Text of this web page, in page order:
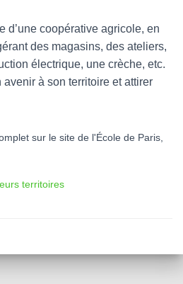
d’une coopérative agricole, en
des magasins, des ateliers,
électrique, une crèche, etc.
à son territoire et attirer
sur le site de l'École de Paris,
territoires